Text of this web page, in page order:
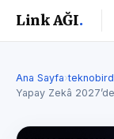
Link AĞI.
Ana Sayfa›
Yapay Zekâ